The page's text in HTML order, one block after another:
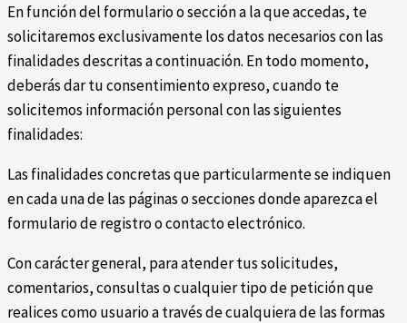
En función del formulario o sección a la que accedas, te
solicitaremos exclusivamente los datos necesarios con las
finalidades descritas a continuación. En todo momento,
deberás dar tu consentimiento expreso, cuando te
solicitemos información personal con las siguientes
finalidades:
Las finalidades concretas que particularmente se indiquen
en cada una de las páginas o secciones donde aparezca el
formulario de registro o contacto electrónico.
Con carácter general, para atender tus solicitudes,
comentarios, consultas o cualquier tipo de petición que
realices como usuario a través de cualquiera de las formas